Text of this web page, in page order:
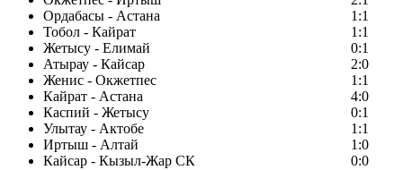
Ордабасы - Астана
1:1
Тобол - Кайрат
1:1
Жетысу - Елимай
0:1
Атырау - Кайсар
2:0
Женис - Окжетпес
1:1
Кайрат - Астана
4:0
Каспий - Жетысу
0:1
Улытау - Актобе
1:1
Иртыш - Алтай
1:0
Кайсар - Кызыл-Жар СК
0:0